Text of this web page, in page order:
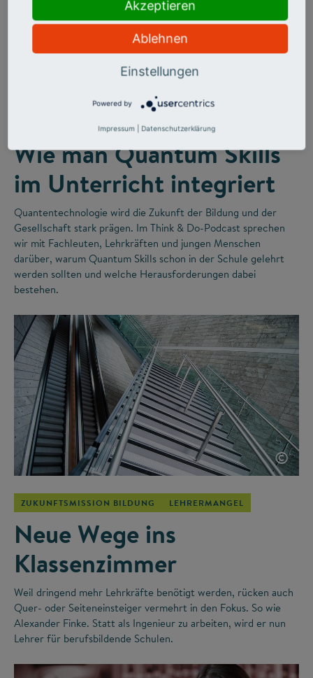
Wie man Quantum Skills
im Unterricht integriert
Quantentechnologie wird die Zukunft der Bildung und der
Gesellschaft stark prägen. Im Think & Do-Podcast sprechen
wir mit Fachleuten, Lehrkräften und jungen Menschen
darüber, warum Quantum Skills schon in der Schule gelehrt
werden sollten und welche Herausforderungen dabei
bestehen.
©
ZUKUNFTSMISSION BILDUNG LEHRERMANGEL
Neue Wege ins
Klassenzimmer
Weil dringend mehr Lehrkräfte benötigt werden, rücken auch
Quer- oder Seiteneinsteiger vermehrt in den Fokus. So wie
Alexander Finke. Statt als Ingenieur zu arbeiten, wird er nun
Lehrer für berufsbildende Schulen.
Akzeptieren
Ablehnen
Einstellungen
Powered by
Impressum Datenschutzerklärung